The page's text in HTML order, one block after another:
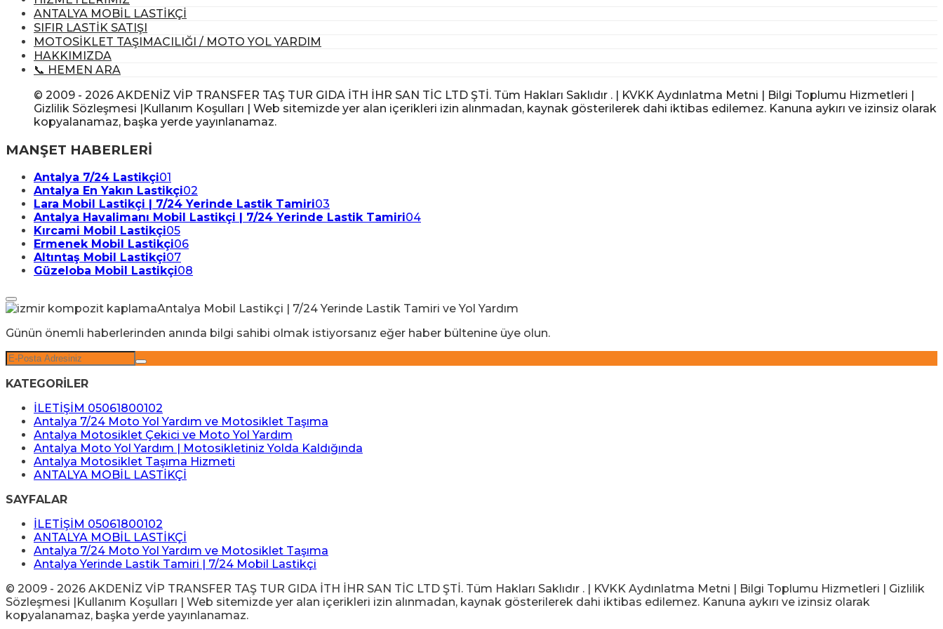
ANTALYA MOBİL LASTİKÇİ
SIFIR LASTİK SATIŞI
MOTOSİKLET TAŞIMACILIĞI / MOTO YOL YARDIM
HAKKIMIZDA
📞 HEMEN ARA
© 2009 - 2026 AKDENİZ VİP TRANSFER TAŞ TUR GIDA İTH İHR SAN TİC LTD ŞTİ. Tüm Hakları Saklıdır . | KVKK Aydınlatma Metni | Bilgi Toplumu Hizmetleri |
Gizlilik Sözleşmesi |Kullanım Koşulları | Web sitemizde yer alan içerikleri izin alınmadan, kaynak gösterilerek dahi iktibas edilemez. Kanuna aykırı ve izinsiz olarak
kopyalanamaz, başka yerde yayınlanamaz.
MANŞET HABERLERİ
Antalya 7/24 Lastikçi01
Antalya En Yakın Lastikçi02
Lara Mobil Lastikçi | 7/24 Yerinde Lastik Tamiri03
Antalya Havalimanı Mobil Lastikçi | 7/24 Yerinde Lastik Tamiri04
Kırcami Mobil Lastikçi05
Ermenek Mobil Lastikçi06
Altıntaş Mobil Lastikçi07
Güzeloba Mobil Lastikçi08
Günün önemli haberlerinden anında bilgi sahibi olmak istiyorsanız eğer haber bültenine üye olun.
KATEGORİLER
İLETİŞİM 05061800102
Antalya 7/24 Moto Yol Yardım ve Motosiklet Taşıma
Antalya Motosiklet Çekici ve Moto Yol Yardım
Antalya Moto Yol Yardım | Motosikletiniz Yolda Kaldığında
Antalya Motosiklet Taşıma Hizmeti
ANTALYA MOBİL LASTİKÇİ
SAYFALAR
İLETİŞİM 05061800102
ANTALYA MOBİL LASTİKÇİ
Antalya 7/24 Moto Yol Yardım ve Motosiklet Taşıma
Antalya Yerinde Lastik Tamiri | 7/24 Mobil Lastikçi
© 2009 - 2026 AKDENİZ VİP TRANSFER TAŞ TUR GIDA İTH İHR SAN TİC LTD ŞTİ. Tüm Hakları Saklıdır . | KVKK Aydınlatma Metni | Bilgi Toplumu Hizmetleri | Gizlilik
Sözleşmesi |Kullanım Koşulları | Web sitemizde yer alan içerikleri izin alınmadan, kaynak gösterilerek dahi iktibas edilemez. Kanuna aykırı ve izinsiz olarak
kopyalanamaz, başka yerde yayınlanamaz.